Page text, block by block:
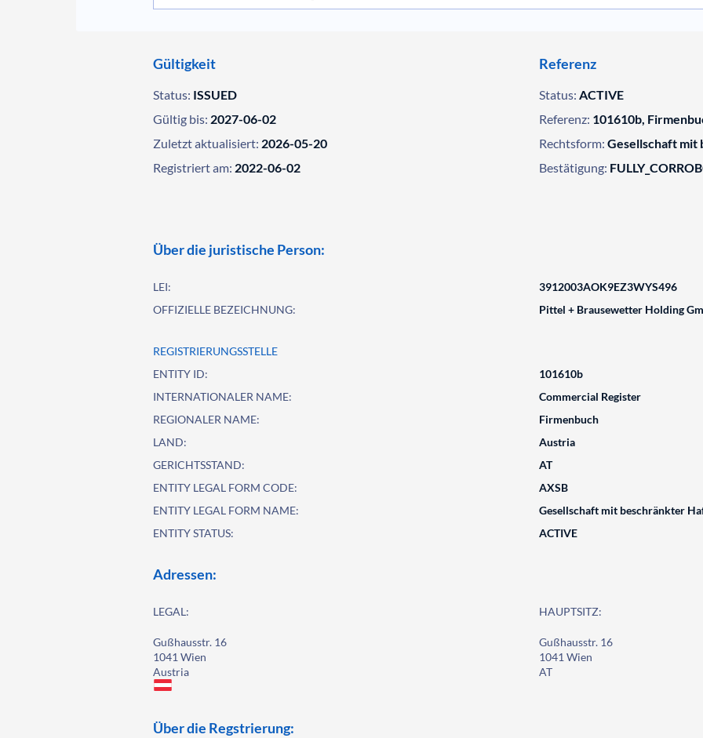
Gültigkeit
Status: ISSUED
Gültig bis: 2027-06-02
Zuletzt aktualisiert: 2026-05-20
Registriert am: 2022-06-02
Referenz
Status: ACTIVE
Referenz: 101610b,
Rechtsform: Gesellschaft mit
Bestätigung:
Über die juristische Person:
LEI:
3912003AOK9EZ3WYS496
OFFIZIELLE BEZEICHNUNG:
Pittel + Brausewetter Holding
REGISTRIERUNGSSTELLE
ENTITY ID:
101610b
INTERNATIONALER NAME:
Commercial Register
REGIONALER NAME:
Firmenbuch
LAND:
Austria
GERICHTSSTAND:
AT
ENTITY LEGAL FORM CODE:
AXSB
ENTITY LEGAL FORM NAME:
Gesellschaft mit beschränkter
ENTITY STATUS:
ACTIVE
Adressen:
LEGAL:
Gußhausstr. 16
1041 Wien
Austria
HAUPTSITZ:
Gußhausstr. 16
1041 Wien
AT
Über die Regstrierung: